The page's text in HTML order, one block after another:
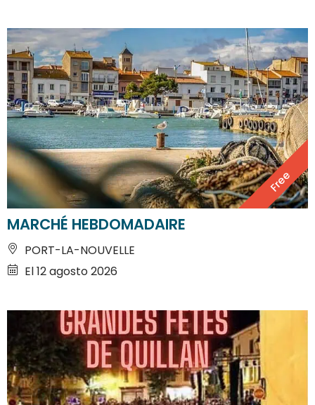
Free
MARCHÉ HEBDOMADAIRE
PORT-LA-NOUVELLE
El 12 agosto 2026